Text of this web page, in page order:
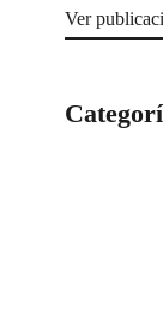
Ver